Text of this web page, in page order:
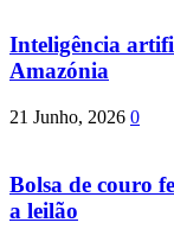
Inteligência
Amazónia
21 Junho, 2026 0
Bolsa de couro
a leilão